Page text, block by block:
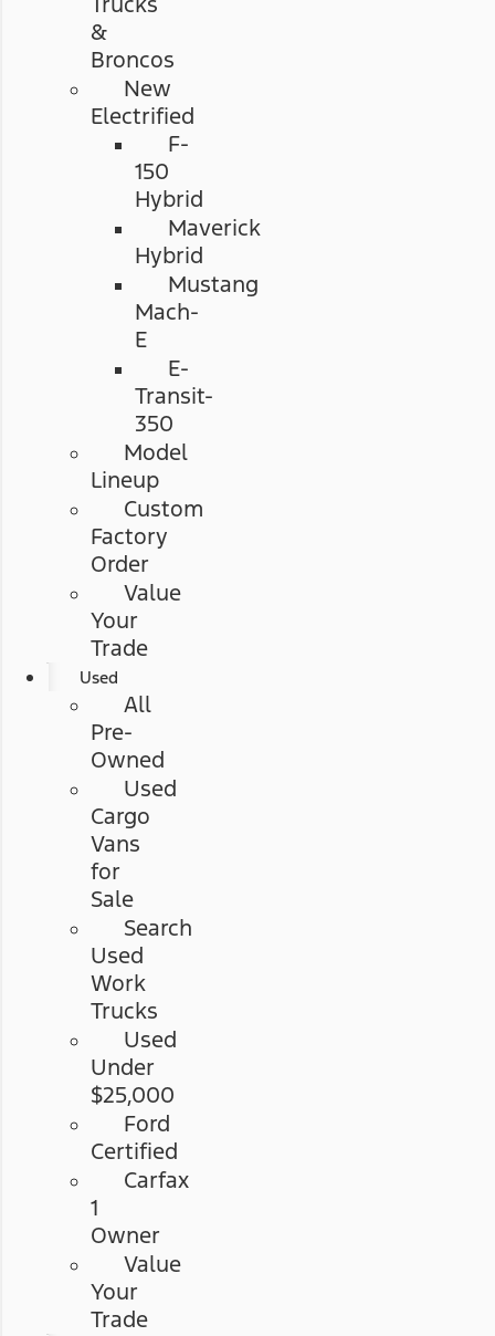
&
Broncos
New
Electrified
F-
150
Hybrid
Maverick
Hybrid
Mustang
Mach-
E
E-
Transit-
350
Model
Lineup
Custom
Factory
Order
Value
Your
Trade
Used
All
Pre-
Owned
Used
Cargo
Vans
for
Sale
Search
Used
Work
Trucks
Used
Under
$25,000
Ford
Certified
Carfax
1
Owner
Value
Your
Trade